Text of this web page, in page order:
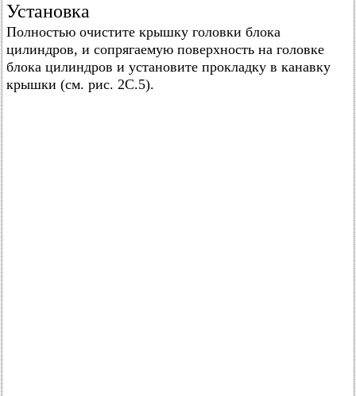
Установка
Полностью очистите крышку головки блока
цилиндров, и сопрягаемую поверхность на головке
блока цилиндров и установите прокладку в канавку
крышки (см. рис. 2С.5).